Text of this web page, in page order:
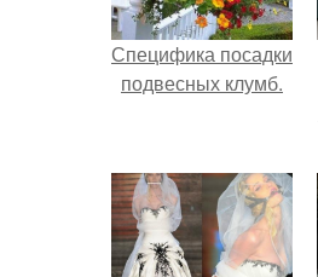
Специфика посадки
подвесных клумб.